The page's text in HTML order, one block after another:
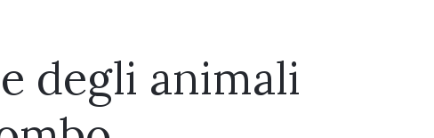
degli animali